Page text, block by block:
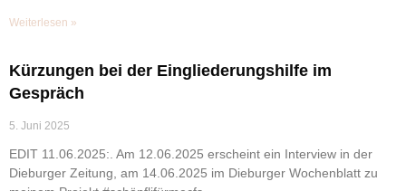
Weiterlesen »
Kürzungen bei der Eingliederungshilfe im
Gespräch
5. Juni 2025
EDIT 11.06.2025:. Am 12.06.2025 erscheint ein Interview in der
Dieburger Zeitung, am 14.06.2025 im Dieburger Wochenblatt zu